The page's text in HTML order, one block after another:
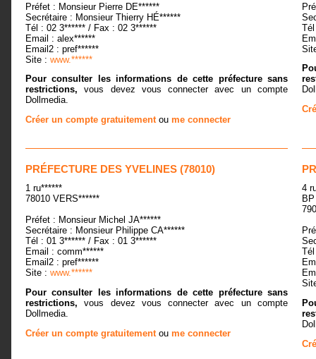
Préfet : Monsieur Pierre DE******
Secrétaire : Monsieur Thierry HÉ******
Tél : 02 3****** / Fax : 02 3******
Email : alex******
Email2 : pref******
Site : www.******
Pour consulter les informations de cette préfecture sans
restrictions, vous devez vous connecter avec un compte
Dollmedia.
Créer un compte gratuitementou me connecter
PRÉFECTURE DES YVELINES (78010)
1 ru******
78010 VERS******
Préfet : Monsieur Michel JA******
Secrétaire : Monsieur Philippe CA******
Tél : 01 3****** / Fax : 01 3******
Email : comm******
Email2 : pref******
Site : www.******
Pour consulter les informations de cette préfecture sans
restrictions, vous devez vous connecter avec un compte
Dollmedia.
Créer un compte gratuitement ou me connecter
4